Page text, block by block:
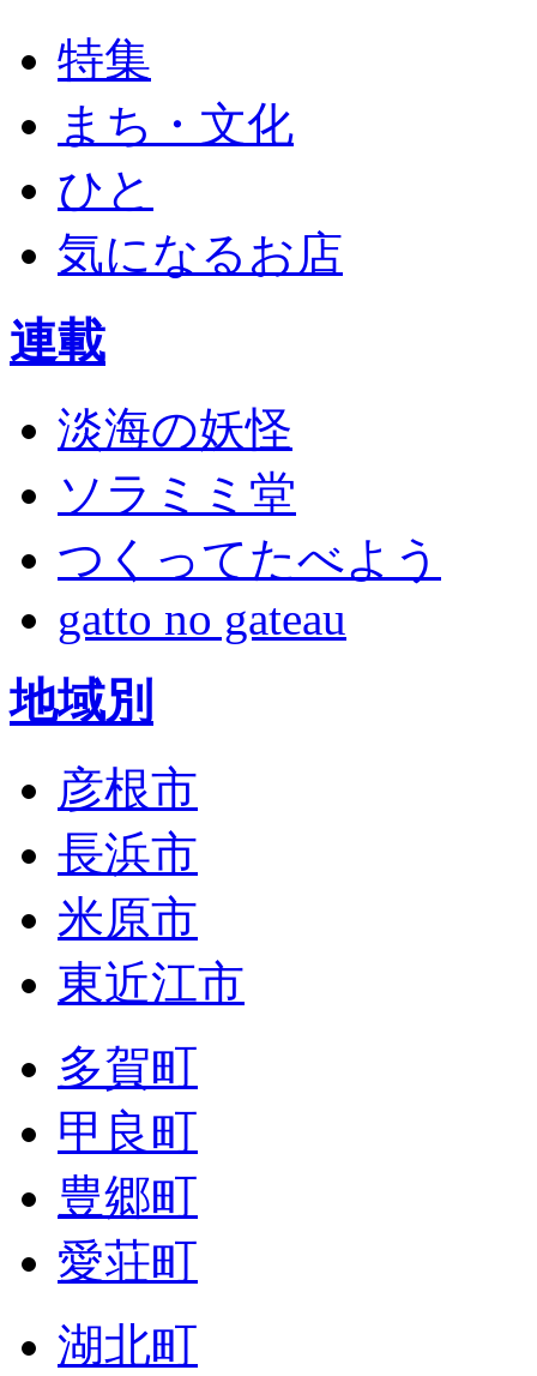
特集
まち・文化
ひと
気になるお店
連載
淡海の妖怪
ソラミミ堂
つくってたべよう
gatto no gateau
地域別
彦根市
長浜市
米原市
東近江市
多賀町
甲良町
豊郷町
愛荘町
湖北町